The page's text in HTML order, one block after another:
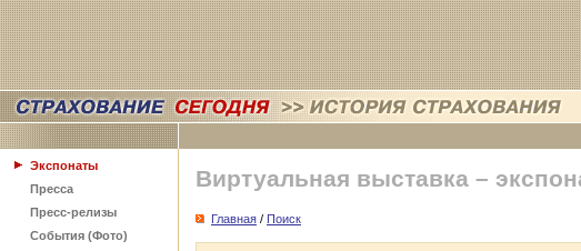
Экспонаты
Пресса
Пресс-релизы
События (Фото)
Виртуальная выставка –
Главная / Поиск